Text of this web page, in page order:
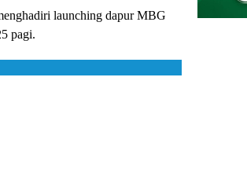
launching dapur MBG
pagi.